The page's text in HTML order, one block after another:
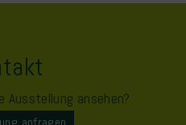
Ausstellung ansehen?